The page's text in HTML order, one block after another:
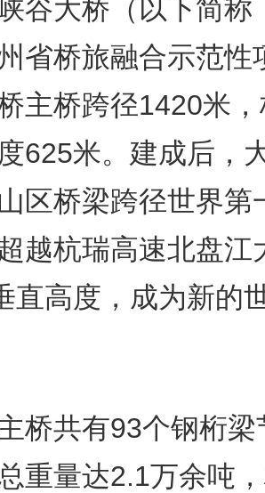
大桥（以下简称
省桥旅融合示范性
主桥跨径1420米
625米。建成后，
区桥梁跨径世界第
越杭瑞高速北盘江
直高度，成为新的
共有93个钢桁梁
重量达2.1万余吨